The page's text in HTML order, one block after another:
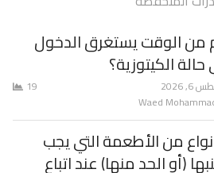
من الوقت يستغرق الدخول
الكيتوزية؟
2026
Waed
19
انواع من الأطعمة التي يجب
(أو الحد منها) عند اتباع